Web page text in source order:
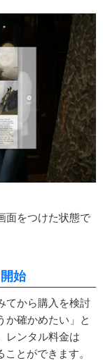
面をつけた状態で
始
てから購入を検討
か確かめたい」と
レンタル料金は
とができます。